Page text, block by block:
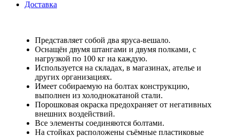
Доставка
Представляет собой два яруса-вешало.
Оснащён двумя штангами и двумя полками, с
нагрузкой по 100 кг на каждую.
Используется на складах, в магазинах, ателье и
других организациях.
Имеет собираемую на болтах конструкцию,
выполнен из холоднокатаной стали.
Порошковая окраска предохраняет от негативных
внешних воздействий.
Все элементы соединяются болтами.
На стойках расположены съёмные пластиковые